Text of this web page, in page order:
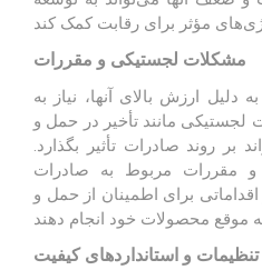
مشکلات لجستیکی و مقررات
ارزش بالای آنها، نیاز به
لجستیکی مانند تأخیر در حمل و
روند صادرات تأثیر بگذارد.
و مقررات مربوط به صادرات
برای اطمینان از حمل و
تنظیمات و استانداردهای کیفیت